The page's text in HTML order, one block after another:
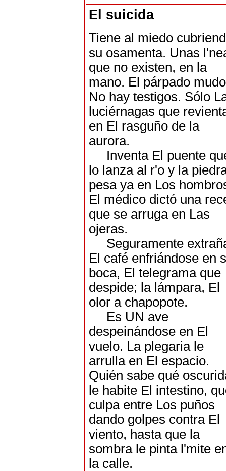
El suicida
Tiene al miedo
su osamenta. Unas
que no existen, en la
mano. El párpado
No hay testigos. Sólo
luciérnagas que
en El rasguño de la
aurora.
Inventa El puente
lo lanza al r'o y la
pesa ya en Los
El médico dictó una
que se arruga en Las
ojeras.
Seguramente
El café enfriándose en
boca, El telegrama que
despide; la lámpara, El
olor a chapopote.
Es UN ave
despeinándose en El
vuelo. La plegaria le
arrulla en El espacio.
Quién sabe qué
le habite El intestino,
culpa entre Los puños
dando golpes contra El
viento, hasta que la
sombra le pinta l'mite
la calle.